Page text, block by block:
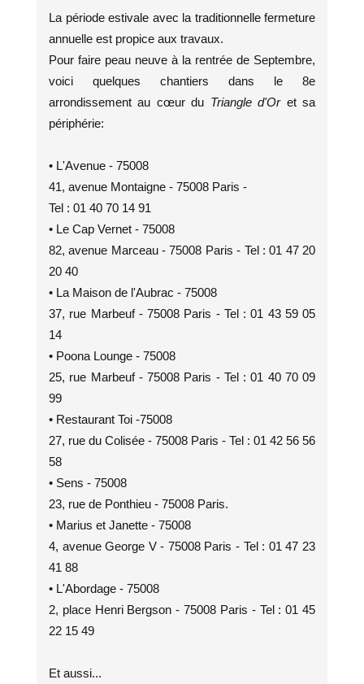
La période estivale avec la traditionnelle fermeture
annuelle est propice aux travaux.
Pour faire peau neuve à la rentrée de Septembre,
voici quelques chantiers dans le 8e
arrondissement au cœur du Triangle d'Oret sa
périphérie:
• L'Avenue - 75008
41, avenue Montaigne - 75008 Paris -
Tel : 01 40 70 14 91
• Le Cap Vernet - 75008
82, avenue Marceau - 75008 Paris - Tel : 01 47 20
20 40
• La Maison de l'Aubrac - 75008
37, rue Marbeuf - 75008 Paris - Tel : 01 43 59 05
14
• Poona Lounge - 75008
25, rue Marbeuf - 75008 Paris - Tel : 01 40 70 09
99
• Restaurant Toi -75008
27, rue du Colisée - 75008 Paris - Tel : 01 42 56 56
58
• Sens - 75008
23, rue de Ponthieu - 75008 Paris.
• Marius et Janette - 75008
4, avenue George V - 75008 Paris - Tel : 01 47 23
41 88
• L'Abordage - 75008
2, place Henri Bergson - 75008 Paris - Tel : 01 45
22 15 49
Et aussi...